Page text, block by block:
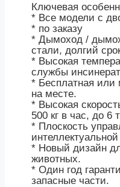
Ключевая
* Все модели с
* по заказу
* Дымоход /
стали, долгий
* Высокая
службы
* Бесплатная или
на месте.
* Высокая
500 кг в час, до 6
* Плоскость
* Новый дизайн
животных.
* Один год
запасные части.